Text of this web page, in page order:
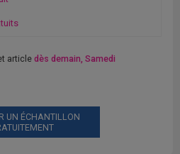
article dès demain, Samedi
UN ÉCHANTILLON